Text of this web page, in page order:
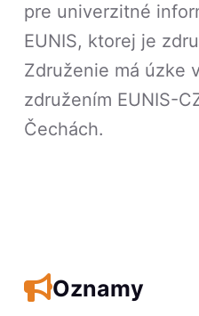
pre univerzitné
EUNIS, ktorej je
Združenie má úzke
združením EUNIS-
Čechách.
Oznamy